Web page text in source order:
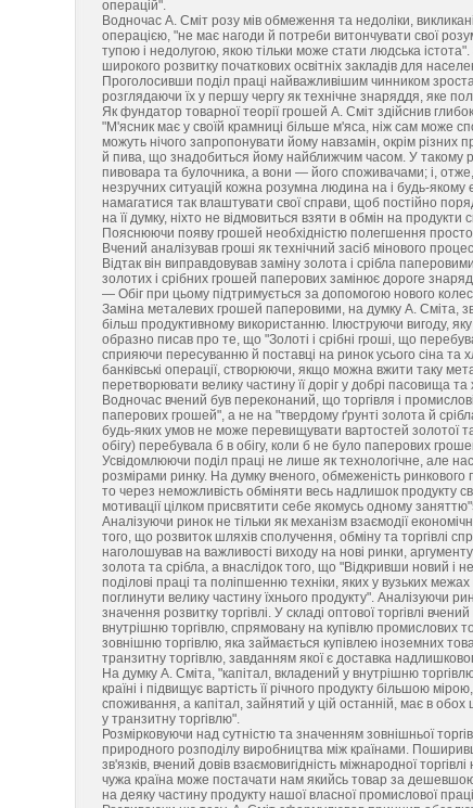
операцій".
Водночас А. Сміт розу мів обмеження та недоліки,
операцією, "не має нагоди й потреби витончувати свої
тупою і недолугою, якою тільки може стати людська
широкого розвитку початкових освітніх закладів для
Проголосивши поділ праці найважливішим чинником
розглядаючи їх у першу чергу як технічне знаряддя, яке
Як фундатор товарної теорії грошей А. Сміт здійснив
"М'ясник має у своїй крамниці більше м'яса, ніж сам може
можуть нічого запропонувати йому навзамін, окрім різних
й пива, що знадобиться йому найближчим часом. У такому
пивовара та булочника, а вони — його споживачами; і,
незручних ситуацій кожна розумна людина на і будь-якому
намагатися так влаштувати свої справи, щоб постійно
на її думку, ніхто не відмовиться взяти в обмін на продукти
Пояснюючи появу грошей необхідністю полегшення
Вчений аналізував гроші як технічний засіб мінового
Відтак він виправдовував заміну золота і срібла
золотих і срібних грошей паперових замінює дороге
— Обіг при цьому підтримується за допомогою нового
Заміна металевих грошей паперовими, на думку А. Сміта,
більш продуктивному використанню. Ілюструючи вигоду,
образно писав про те, що "Золоті і срібні гроші, що
сприяючи пересуванню й поставці на ринок усього сіна та
банківські операції, створюючи, якщо можна вжити таку
перетворювати велику частину її доріг у добрі пасовища
Водночас вчений був переконаний, що торгівля і
паперових грошей", а не на "твердому ґрунті золота й
будь-яких умов не може перевищувати вартостей золотої
обігу) перебувала б в обігу, коли б не було паперових
Усвідомлюючи поділ праці не лише як технологічне, але
розмірами ринку. На думку вченого, обмеженість
то через неможливість обміняти весь надлишок продукту
мотивації цілком присвятити себе якомусь одному
Аналізуючи ринок не тільки як механізм взаємодії
того, що розвиток шляхів сполучення, обміну та торгівлі
наголошував на важливості виходу на нові ринки,
золота та срібла, а внаслідок того, що "Відкривши новий
поділові праці та поліпшенню техніки, яких у вузьких
поглинути велику частину їхнього продукту". Аналізуючи
значення розвитку торгівлі. У складі оптової торгівлі
внутрішню торгівлю, спрямовану на купівлю промислових
зовнішню торгівлю, яка займається купівлею іноземних
транзитну торгівлю, завданням якої є доставка
На думку А. Сміта, "капітал, вкладений у внутрішню
країні і підвищує вартість її річного продукту більшою
споживання, а капітал, зайнятий у цій останній, має в
у транзитну торгівлю".
Розмірковуючи над сутністю та значенням зовнішньої
природного розподілу виробництва між країнами.
зв'язків, вчений довів взаємовигідність міжнародної
чужа країна може постачати нам якийсь товар за дешевшою
на деяку частину продукту нашої власної промислової